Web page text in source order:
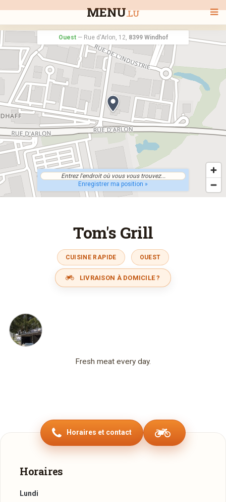
MENU.LU
BIENVENUE
TOUS LES RESTAURANTS
RECHERCHER UN RESTAURANT
Ouest —Rue d'Arlon, 12, 8399 Windhof
Enregistrer ma position »
Tom's Grill
CUISINE RAPIDE OUEST
LIVRAISON À DOMICILE ?
Fresh meat every day.
Horaires et contact
Horaires
Lundi